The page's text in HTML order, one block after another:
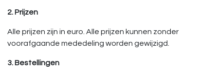
2. Prijzen
Alle prijzen zijn in euro. Alle prijzen kunnen zonder
voorafgaande mededeling worden gewijzigd.
3. Bestellingen